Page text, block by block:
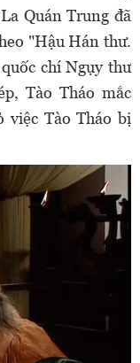
Quán Trung đã
"Hậu Hán thư.
chí Ngụy thư
Tào Tháo mắc
việc Tào Tháo bị